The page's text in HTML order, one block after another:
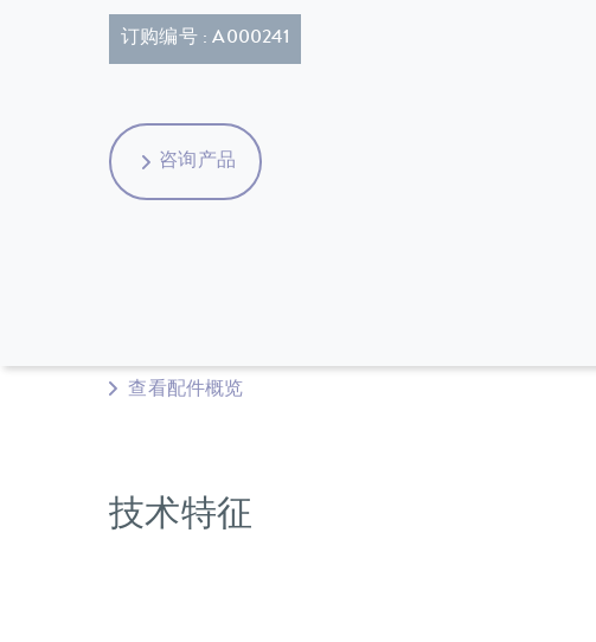
订购编号 : A000241
咨询产品
查看配件概览
技术特征